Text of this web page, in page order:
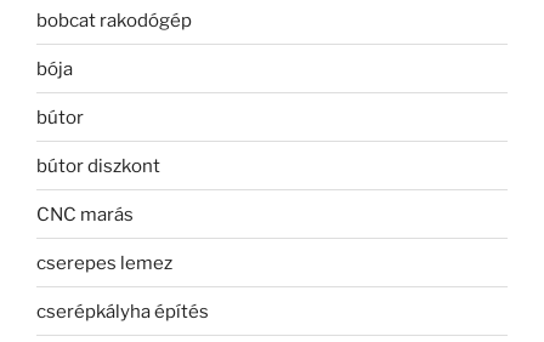
bobcat rakodógép
bója
bútor
bútor diszkont
CNC marás
cserepes lemez
cserépkályha építés